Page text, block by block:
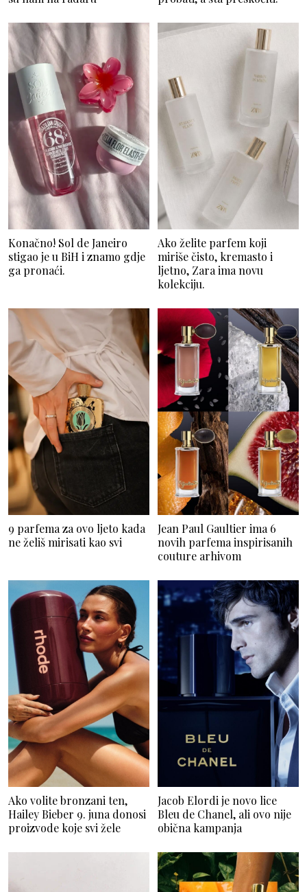
Konačno! Sol de Janeiro
stigao je u BiH i znamo gdje
ga pronaći.
Ako želite parfem koji
miriše čisto, kremasto i
ljetno, Zara ima novu
kolekciju.
9 parfema za ovo ljeto kada
ne želiš mirisati kao svi
Jean Paul Gaultier ima 6
novih parfema inspirisanih
couture arhivom
Ako volite bronzani ten,
Hailey Bieber 9. juna donosi
proizvode koje svi žele
Jacob Elordi je novo lice
Bleu de Chanel, ali ovo nije
obična kampanja